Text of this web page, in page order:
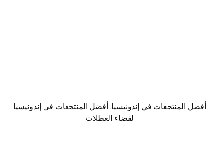
أفضل المنتجعات في إندونيسيا. أفضل المنتجعات في إندونيسيا
لقضاء العطلات